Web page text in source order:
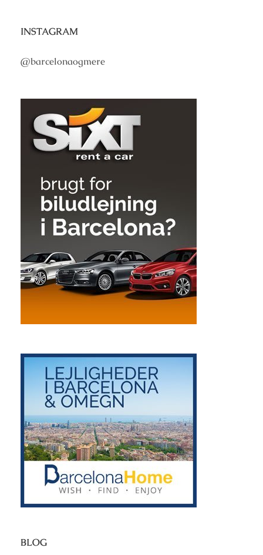
INSTAGRAM
@barcelonaogmere
BLOG